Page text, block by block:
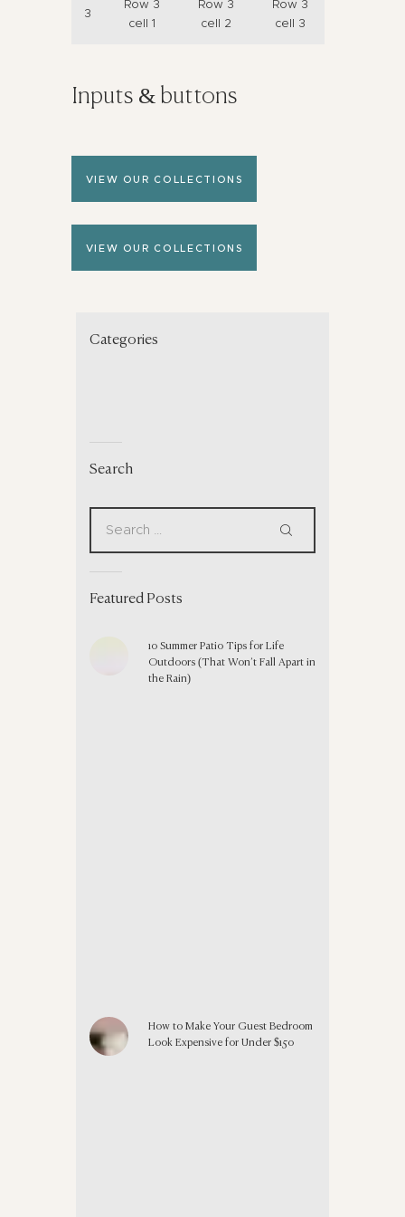
3
Row 3
cell 1
Row 3
cell 2
Row 3
cell 3
Inputs & buttons
VIEW OUR COLLECTIONS
VIEW OUR COLLECTIONS
Categories
Search
Featured Posts
10 Summer Patio Tips for Life
Outdoors (That Won’t Fall Apart in
the Rain)
How to Make Your Guest Bedroom
Look Expensive for Under $150